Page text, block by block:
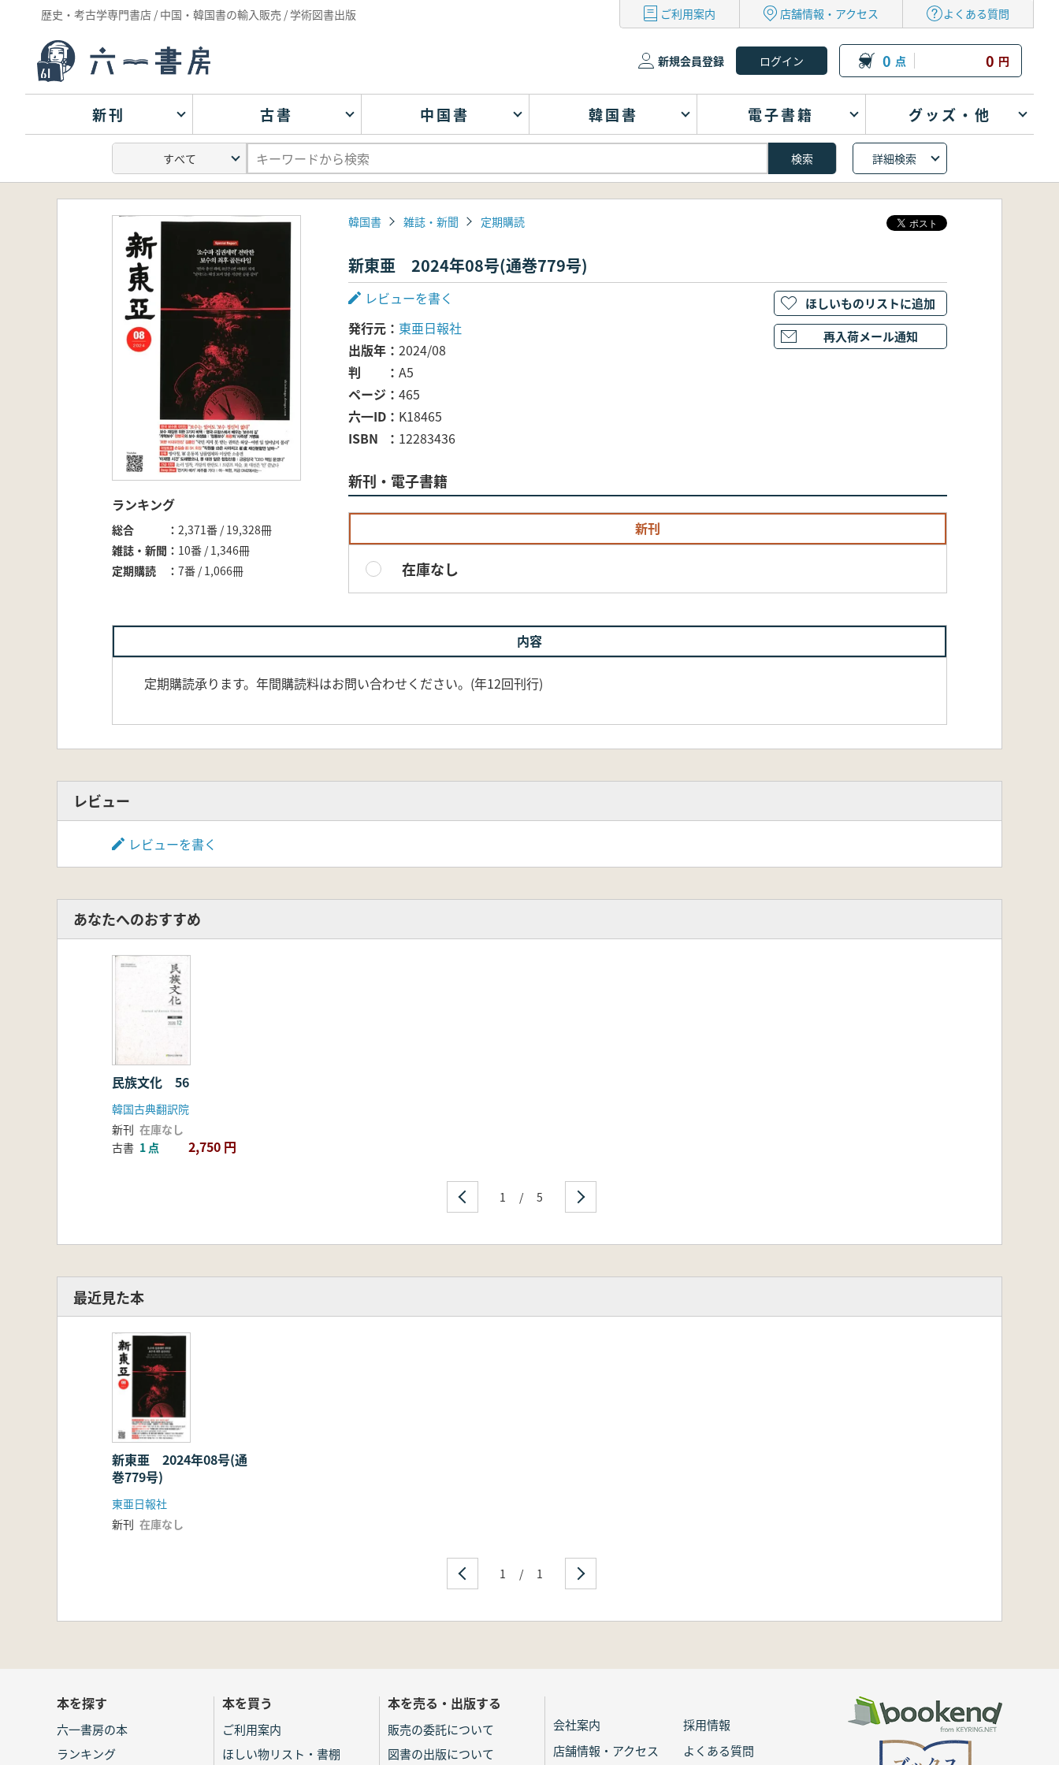
歴史・考古学専門書店 / 中国・韓国書の輸入販売 / 学術図書出版 ご利用案内 店舗情報・アクセス よくある質問
新規会員登録 0 点 0 円
新刊 古書 中国書 韓国書 電子書籍 グッズ・他
詳細検索
ランキング
総合
2,371番 / 19,328冊
雑誌・新聞
10番 / 1,346冊
定期購読
7番 / 1,066冊
韓国書 雑誌・新聞 定期購読
新東亜 2024年08号(通巻779号)
レビューを書く
発行元
東亜日報社
出版年
2024/08
判
A5
ページ
465
六一ID
K18465
ISBN
12283436
新刊・電子書籍
新刊
在庫なし
ほしいものリストに追加
再入荷メール通知
内容
定期購読承ります。年間購読料はお問い合わせください。(年12回刊行)
レビュー
レビューを書く
あなたへのおすすめ
民族文化 56
韓国古典翻訳院
新刊 在庫なし
古書 1 点 2,750 円
1 / 5
最近見た本
新東亜 2024年08号(通
巻779号)
東亜日報社
新刊 在庫なし
1 / 1
本を探す
六一書房の本
ランキング
本を買う
ご利用案内
ほしい物リスト・書棚
本を売る・出版する
販売の委託について
図書の出版について
会社案内
採用情報
店舗情報・アクセス
よくある質問